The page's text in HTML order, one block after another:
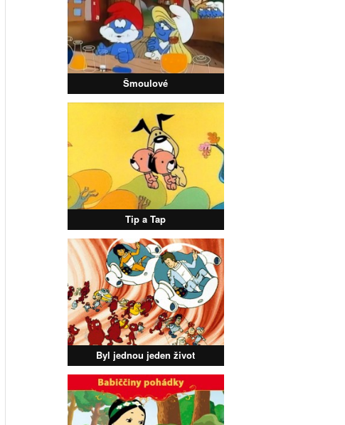
Šmoulové
Tip a Tap
Byl jednou jeden život